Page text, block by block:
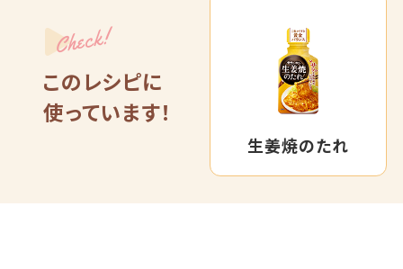
Check!
このレシピに
使っています！
生姜焼のたれ